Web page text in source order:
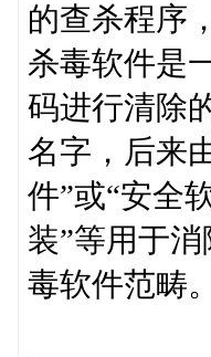
的查杀程序
ㅤㅤ杀毒软
码进行清除
名字，后来
件”或“安全
装”等用于
毒软件范畴。